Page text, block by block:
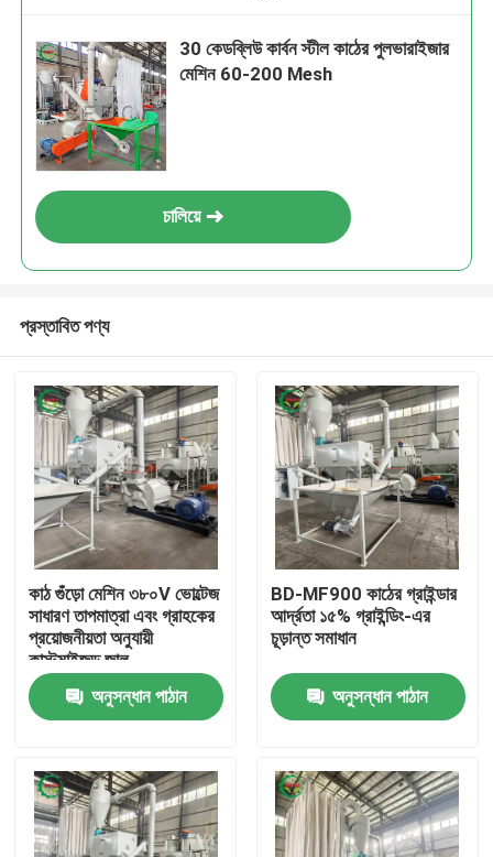
বাড়ি
পণ্য
আমাদের সম্পর্কে
30 কেডব্লিউ কার্বন স্টীল কাঠের পুলভারাইজার
মেশিন 60-200 Mesh
চালিয়ে
প্রস্তাবিত পণ্য
কাঠ গুঁড়ো মেশিন ৩৮০V ভোল্টেজ
সাধারণ তাপমাত্রা এবং গ্রাহকের
প্রয়োজনীয়তা অনুযায়ী
কাস্টমাইজড জাল
অনুসন্ধান পাঠান
BD-MF900 কাঠের গ্রাইন্ডার
আর্দ্রতা ১৫% গ্রাইন্ডিং-এর
চূড়ান্ত সমাধান
অনুসন্ধান পাঠান